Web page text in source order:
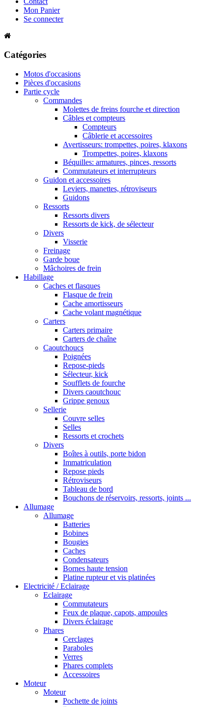
Mon Panier
Se connecter
Catégories
Motos d'occasions
Pièces d'occasions
Partie cycle
Commandes
Molettes de freins fourche et direction
Câbles et compteurs
Compteurs
Câblerie et accessoires
Avertisseurs: trompettes, poires, klaxons
Trompettes, poires, klaxons
Béquilles: armatures, pinces, ressorts
Commutateurs et interrupteurs
Guidon et accessoires
Leviers, manettes, rétroviseurs
Guidons
Ressorts
Ressorts divers
Ressorts de kick, de sélecteur
Divers
Visserie
Freinage
Garde boue
Mâchoires de frein
Habillage
Caches et flasques
Flasque de frein
Cache amortisseurs
Cache volant magnétique
Carters
Carters primaire
Carters de chaîne
Caoutchoucs
Poignées
Repose-pieds
Sélecteur, kick
Soufflets de fourche
Divers caoutchouc
Grippe genoux
Sellerie
Couvre selles
Selles
Ressorts et crochets
Divers
Boîtes à outils, porte bidon
Immatriculation
Repose pieds
Rétroviseurs
Tableau de bord
Bouchons de réservoirs, ressorts, joints ...
Allumage
Allumage
Batteries
Bobines
Bougies
Caches
Condensateurs
Bornes haute tension
Platine rupteur et vis platinées
Electricité / Eclairage
Eclairage
Commutateurs
Feux de plaque, capots, ampoules
Divers éclairage
Phares
Cerclages
Paraboles
Verres
Phares complets
Accessoires
Moteur
Moteur
Pochette de joints